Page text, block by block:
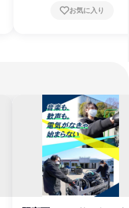
お気に入り